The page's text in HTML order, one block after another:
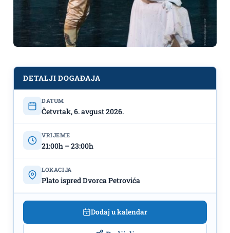
Projekcija baleta „Pepeljuga“ -
6.avgust, Plato ispred Dvorca
Petrovića
DETALJI DOGAĐAJA
DATUM
Četvrtak, 6. avgust 2026.
VRIJEME
21:00h – 23:00h
LOKACIJA
Plato ispred Dvorca Petrovića
Dodaj u kalendar